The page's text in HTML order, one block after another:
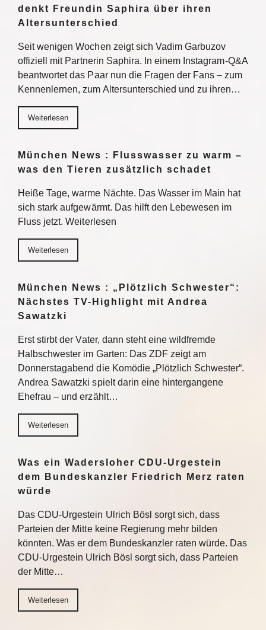
denkt Freundin Saphira über ihren
Altersunterschied
Seit wenigen Wochen zeigt sich Vadim Garbuzov
offiziell mit Partnerin Saphira. In einem Instagram-Q&A
beantwortet das Paar nun die Fragen der Fans – zum
Kennenlernen, zum Altersunterschied und zu ihren…
Weiterlesen
München News : Flusswasser zu warm –
was den Tieren zusätzlich schadet
Heiße Tage, warme Nächte. Das Wasser im Main hat
sich stark aufgewärmt. Das hilft den Lebewesen im
Fluss jetzt. Weiterlesen
Weiterlesen
München News : „Plötzlich Schwester“:
Nächstes TV-Highlight mit Andrea
Sawatzki
Erst stirbt der Vater, dann steht eine wildfremde
Halbschwester im Garten: Das ZDF zeigt am
Donnerstagabend die Komödie „Plötzlich Schwester“.
Andrea Sawatzki spielt darin eine hintergangene
Ehefrau – und erzählt…
Weiterlesen
Was ein Wadersloher CDU-Urgestein
dem Bundeskanzler Friedrich Merz raten
würde
Das CDU-Urgestein Ulrich Bösl sorgt sich, dass
Parteien der Mitte keine Regierung mehr bilden
könnten. Was er dem Bundeskanzler raten würde. Das
CDU-Urgestein Ulrich Bösl sorgt sich, dass Parteien
der Mitte…
Weiterlesen